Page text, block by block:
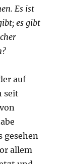
Es ist
es gibt
auf
seit
gesehen
allem